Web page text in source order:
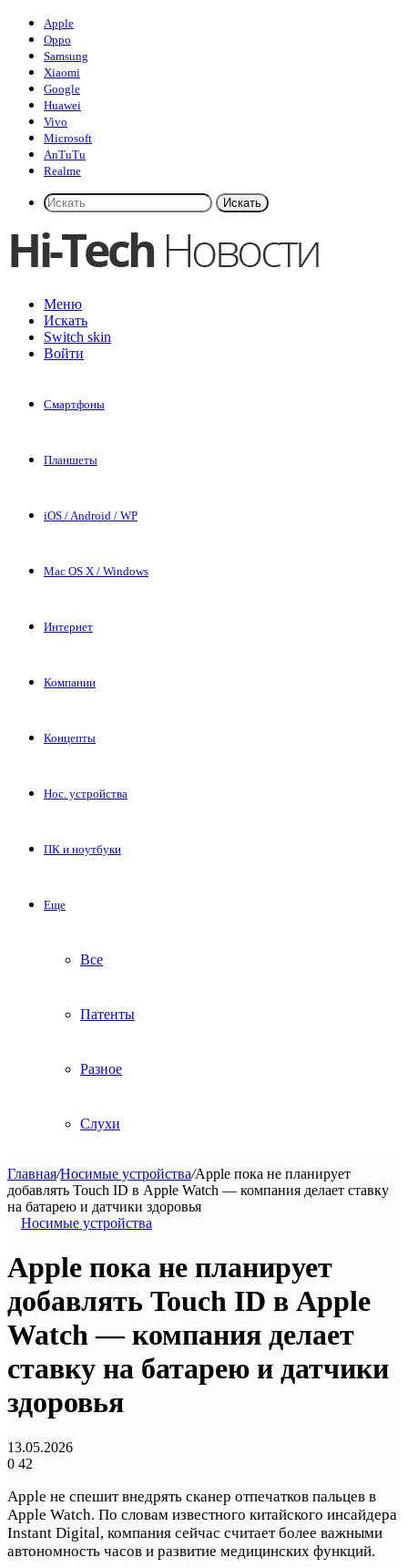
Apple
Oppo
Samsung
Xiaomi
Google
Huawei
Vivo
Microsoft
AnTuTu
Realme
Искать
Меню
Искать
Switch skin
Войти
Смартфоны
Планшеты
iOS / Android / WP
Mac OS X / Windows
Интернет
Компании
Концепты
Нос. устройства
ПК и ноутбуки
Еще
Все
Патенты
Разное
Слухи
Главная/Носимые устройства/Apple пока не планирует
добавлять Touch ID в Apple Watch — компания делает ставку
на батарею и датчики здоровья
Носимые устройства
Apple пока не планирует
добавлять Touch ID в Apple
Watch — компания делает
ставку на батарею и датчики
здоровья
13.05.2026
0 42
Apple не спешит внедрять сканер отпечатков пальцев в
Apple Watch. По словам известного китайского инсайдера
Instant Digital, компания сейчас считает более важными
автономность часов и развитие медицинских функций.